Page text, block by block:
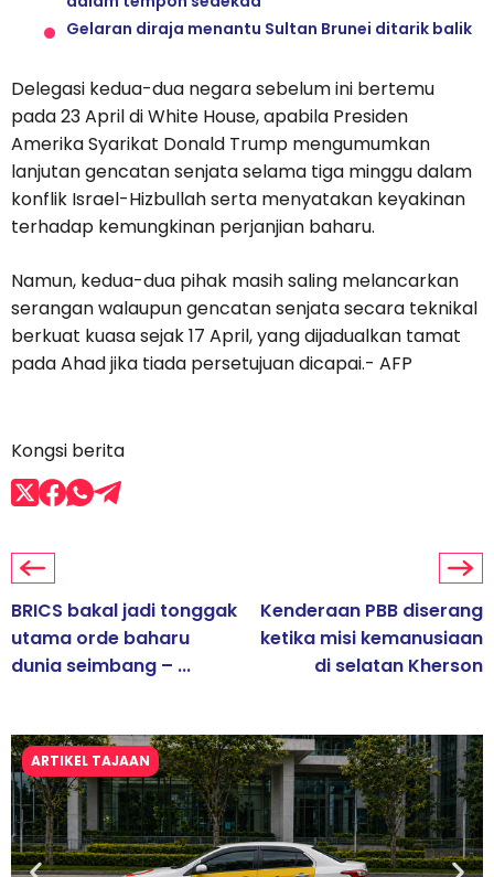
Gelaran diraja menantu Sultan Brunei ditarik balik
Delegasi kedua-dua negara sebelum ini bertemu
pada 23 April di White House, apabila Presiden
Amerika Syarikat Donald Trump mengumumkan
lanjutan gencatan senjata selama tiga minggu dalam
konflik Israel-Hizbullah serta menyatakan keyakinan
terhadap kemungkinan perjanjian baharu.
Namun, kedua-dua pihak masih saling melancarkan
serangan walaupun gencatan senjata secara teknikal
berkuat kuasa sejak 17 April, yang dijadualkan tamat
pada Ahad jika tiada persetujuan dicapai.- AFP
Kongsi berita
BRICS bakal jadi tonggak
utama orde baharu
dunia seimbang – ...
Kenderaan PBB diserang
ketika misi kemanusiaan
di selatan Kherson
ARTIKEL TAJAAN